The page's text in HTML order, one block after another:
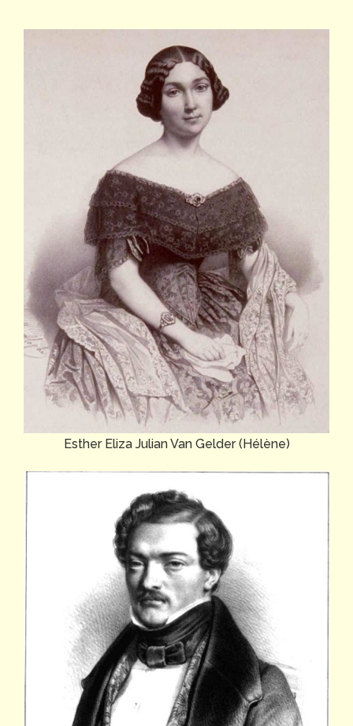
Esther Eliza Julian Van Gelder (Hélène)